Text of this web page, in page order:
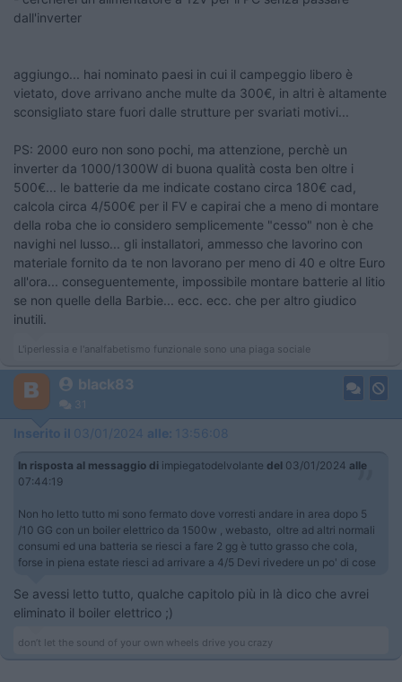
dall'inverter
aggiungo... hai nominato paesi in cui il campeggio libero è
vietato, dove arrivano anche multe da 300€, in altri è altamente
sconsigliato stare fuori dalle strutture per svariati motivi...
PS: 2000 euro non sono pochi, ma attenzione, perchè un
inverter da 1000/1300W di buona qualità costa ben oltre i
500€... le batterie da me indicate costano circa 180€ cad,
calcola circa 4/500€ per il FV e capirai che a meno di montare
della roba che io considero semplicemente "cesso" non è che
navighi nel lusso... gli installatori, ammesso che lavorino con
materiale fornito da te non lavorano per meno di 40 e oltre Euro
all'ora... conseguentemente, impossibile montare batterie al litio
se non quelle della Barbie... ecc. ecc. che per altro giudico
inutili.
L'iperlessia e l'analfabetismo funzionale sono una piaga sociale
black83
31
Inserito il 03/01/2024 alle: 13:56:08
In risposta al messaggio di impiegatodelvolante del 03/01/2024 alle
07:44:19
Non ho letto tutto mi sono fermato dove vorresti andare in area dopo 5
/10 GG con un boiler elettrico da 1500w , webasto, oltre ad altri normali
consumi ed una batteria se riesci a fare 2 gg è tutto grasso che cola,
forse in piena estate riesci ad arrivare a 4/5 Devi rivedere un po' di cose
Se avessi letto tutto, qualche capitolo più in là dico che avrei
eliminato il boiler elettrico ;)
don’t let the sound of your own wheels drive you crazy